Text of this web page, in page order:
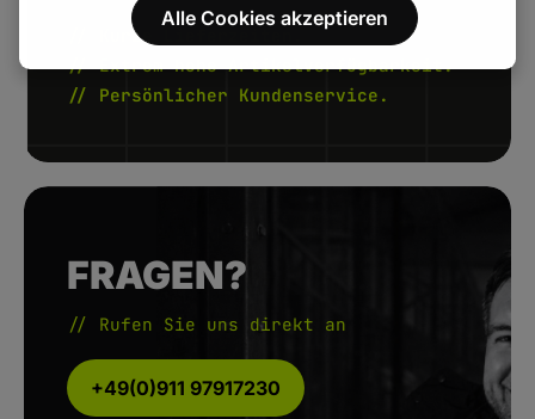
// Kurze Lieferzeiten.
// Extrem hohe Artikelverfügbarkeit.
// Persönlicher Kundenservice.
FRAGEN?
// Rufen Sie uns direkt an
+49(0)911 97917230
Alle Cookies akzeptieren